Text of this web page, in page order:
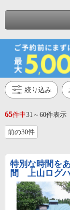
絞り込み
65件中31～60件表示
前の30件
特別な時間を
間 上山ログ